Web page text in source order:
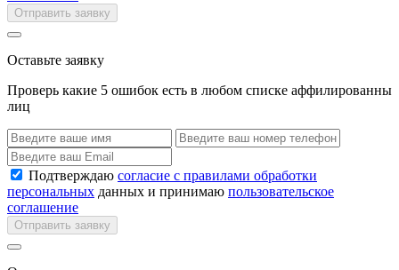
Отправить заявку
Оставьте заявку
Проверь какие 5 ошибок есть в любом списке аффилированны
лиц
Подтверждаю согласие с правилами обработки
персональных данных и принимаю пользовательское
соглашение
Отправить заявку